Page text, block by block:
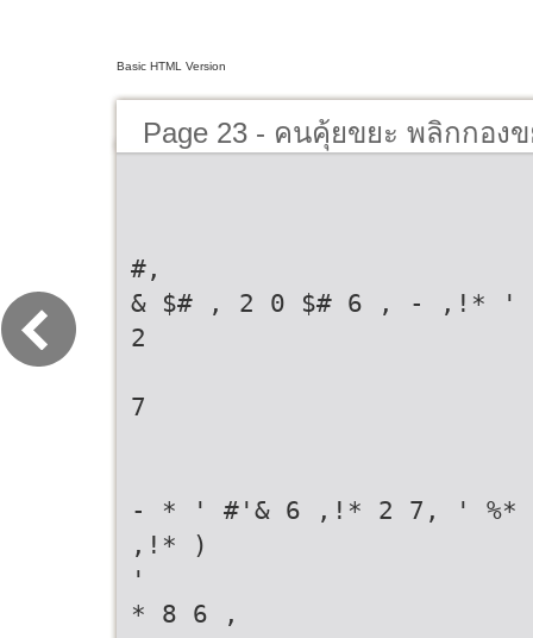
Basic HTML Version
Page 23 - คนคุ้ยขยะ พลิกกอง
#,
& $# , 2 0 $# 6 , - ,!* '
2
7
- * ' #'& 6 ,!* 2 7, ' %*
,!* )
'
* 8 6 ,